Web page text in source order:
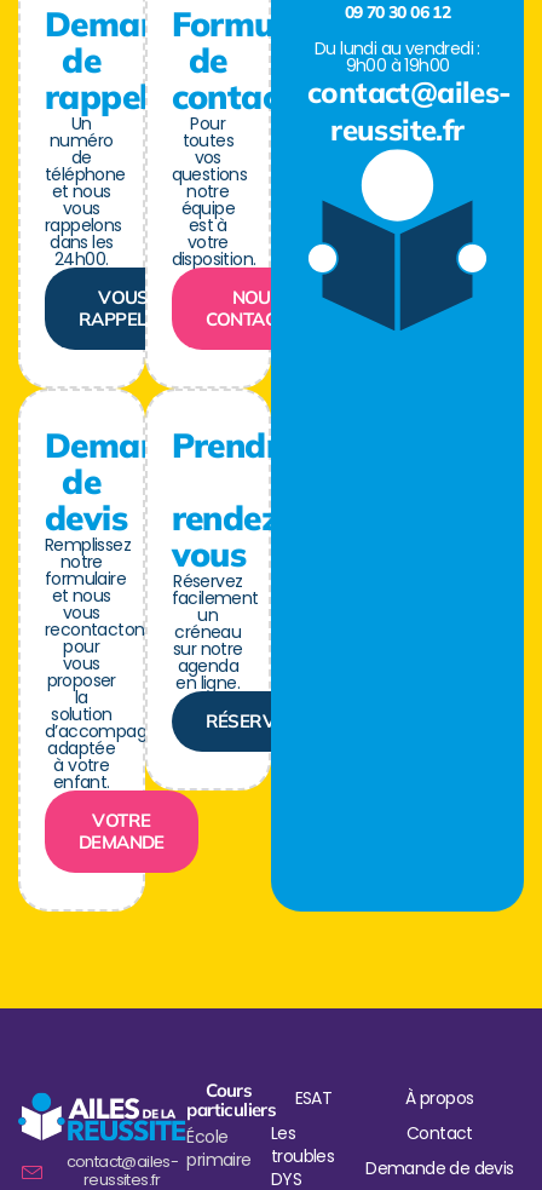
Demande
de
rappel
Un
numéro
de
téléphone
et nous
vous
rappelons
dans les
24h00.
VOUS
RAPPELER
Demande
de
devis
Remplissez
notre
formulaire
et nous
vous
recontactons
pour
vous
proposer
la
solution
d’accompagnement
adaptée
à votre
enfant.
VOTRE
DEMANDE
Formulaire
de
contact
Pour
toutes
vos
questions
notre
équipe
est à
votre
disposition.
NOUS
CONTACTER
Prendre
rendez-
vous
Réservez
facilement
un
créneau
sur notre
agenda
en ligne.
RÉSERVER
09 70 30 06 12
Du lundi au vendredi :
9h00 à 19h00
contact@ailes-
reussite.fr
contact@ailes-
reussites.fr
Cours
particuliers
École
primaire
ESAT
Les
troubles
DYS
À propos
Contact
Demande de devis